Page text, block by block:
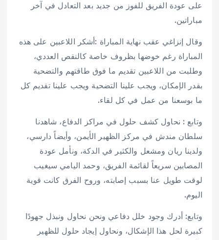
على عودة الفريق للفوز من جديد بعد التعادل في آخر
مباراتين.
وقال إنزاغي عقب نهاية المباراة :أشكر اللاعبين على هذه
المباراة رغم خوضها بظروف خاصة كالنقص العددي،
وطلبت من اللاعبين تقديم ما فوق طاقتهم والتضحية
بقدر الإمكان، ويجب علينا التضحية ويجب علينا تقديم كل
ما بوسعنا من عمل في كل لقاء.
وتابع : نحاول كشف حلول في مراكز الدفاع، شاهدنا
سلطان مندش في مركز الظهير الأيمن، وأيضاً دارسي،
ولدينا ريان ومشعل والكثير في الدكة، ونأمل عودة
المصابين سريعاً لقائمة الفريق، وحمد اليامي سيغيب
لوقت طويل عنا بسبب إصابته، وروح الفرق كانت قوية
اليوم.
وتابع: أدرك وجود خلل دفاعي ونحن نحاول ونبذل جهودًا
كبيرة لحل هذا الإشكال، ونحاول إيجاد حلول للظهير